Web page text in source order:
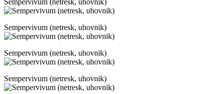
Sempervivum (netresk, uhovnik)
Sempervivum (netresk, uhovnik)
Sempervivum (netresk, uhovnik)
Sempervivum (netresk, uhovnik)